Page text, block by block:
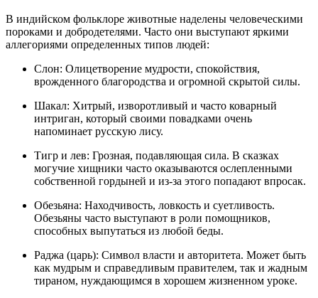
В индийском фольклоре животные наделены человеческими
пороками и добродетелями. Часто они выступают яркими
аллегориями определенных типов людей:
Слон: Олицетворение мудрости, спокойствия,
врожденного благородства и огромной скрытой силы.
Шакал: Хитрый, изворотливый и часто коварный
интриган, который своими повадками очень
напоминает русскую лису.
Тигр и лев: Грозная, подавляющая сила. В сказках
могучие хищники часто оказываются ослепленными
собственной гордыней и из-за этого попадают впросак.
Обезьяна: Находчивость, ловкость и суетливость.
Обезьяны часто выступают в роли помощников,
способных выпутаться из любой беды.
Раджа (царь): Символ власти и авторитета. Может быть
как мудрым и справедливым правителем, так и жадным
тираном, нуждающимся в хорошем жизненном уроке.